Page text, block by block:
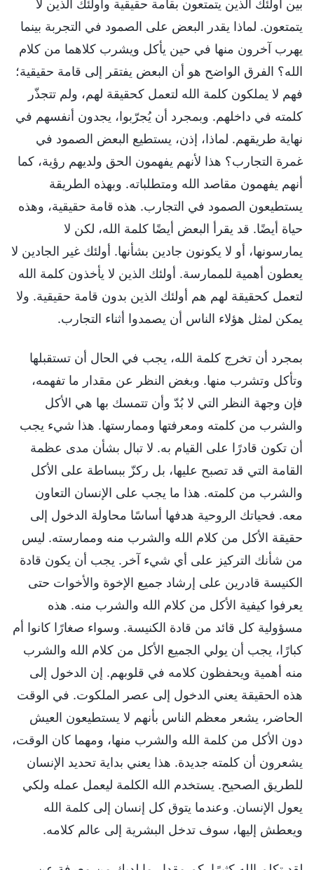
بين أولئك الذين يتمتعون بقامة حقيقية وأولئك الذين لا
يتمتعون. لماذا يقدر البعض على الصمود في التجربة بينما
يهرب آخرون منها في حين يأكل ويشرب كلاهما من كلام
الله؟ الفرق الواضح هو أن البعض يفتقر إلى قامة حقيقية؛
فهم لا يملكون كلمة الله لتعمل كحقيقة لهم، ولم تتجذّر
كلمته في داخلهم. وبمجرد أن يُجرّبوا، يجدون أنفسهم في
نهاية طريقهم. لماذا، إذن، يستطيع البعض الصمود في
غمرة التجارب؟ هذا لأنهم يفهمون الحق ولديهم رؤية، كما
أنهم يفهمون مقاصد الله ومتطلباته. وبهذه الطريقة
يستطيعون الصمود في التجارب. هذه قامة حقيقية، وهذه
حياة أيضًا. قد يقرأ البعض أيضًا كلمة الله، لكن لا
يمارسونها، أو لا يكونون جادين بشأنها. أولئك غير الجادين لا
يعطون أهمية للممارسة. أولئك الذين لا يأخذون كلمة الله
لتعمل كحقيقة لهم هم أولئك الذين بدون قامة حقيقية. ولا
يمكن لمثل هؤلاء الناس أن يصمدوا أثناء التجارب.
بمجرد أن تخرج كلمة الله، يجب في الحال أن تستقبلها
وتأكل وتشرب منها. وبغض النظر عن مقدار ما تفهمه،
فإن وجهة النظر التي لا بُدّ وأن تتمسك بها هي الأكل
والشرب من كلمته ومعرفتها وممارستها. هذا شيء يجب
أن تكون قادرًا على القيام به. لا تبال بشأن مدى عظمة
القامة التي قد تصبح عليها، بل ركزّ ببساطة على الأكل
والشرب من كلمته. هذا ما يجب على الإنسان التعاون
معه. فحياتك الروحية هدفها أساسًا محاولة الدخول إلى
حقيقة الأكل من كلام الله والشرب منه وممارسته. ليس
من شأنك التركيز على أي شيء آخر. يجب أن يكون قادة
الكنيسة قادرين على إرشاد جميع الإخوة والأخوات حتى
يعرفوا كيفية الأكل من كلام الله والشرب منه. هذه
مسؤولية كل قائد من قادة الكنيسة. وسواء صغارًا كانوا أم
كبارًا، يجب أن يولي الجميع الأكل من كلام الله والشرب
منه أهمية ويحفظون كلامه في قلوبهم. إن الدخول إلى
هذه الحقيقة يعني الدخول إلى عصر الملكوت. في الوقت
الحاضر، يشعر معظم الناس بأنهم لا يستطيعون العيش
دون الأكل من كلمة الله والشرب منها، ومهما كان الوقت،
يشعرون أن كلمته جديدة. هذا يعني بداية تحديد الإنسان
للطريق الصحيح. يستخدم الله الكلمة ليعمل عمله ولكي
يعول الإنسان. وعندما يتوق كل إنسان إلى كلمة الله
ويعطش إليها، سوف تدخل البشرية إلى عالم كلامه.